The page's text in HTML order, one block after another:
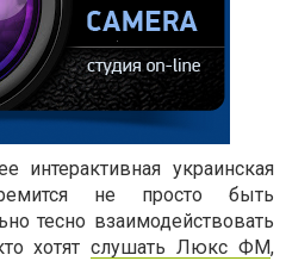
украинская
не просто быть
тесно взаимодействовать
хотятслушать Люкс ФМ,